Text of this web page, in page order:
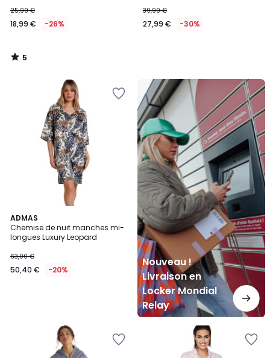
25,99 €
18,99 € -26%
5
/
39,99 €
27,99 € -30%
ADMAS
Chemise de nuit manches mi-
longues Luxury Leopard
63,00 €
50,40 € -20%
Nouveau !
Livraison en
Locker Mondial
Relay
Nouveau
Livraison
en
Locker
Mondial
Relay